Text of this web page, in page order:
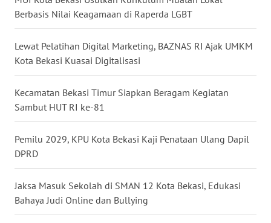
Berbasis Nilai Keagamaan di Raperda LGBT
Lewat Pelatihan Digital Marketing, BAZNAS RI Ajak UMKM
Kota Bekasi Kuasai Digitalisasi
Kecamatan Bekasi Timur Siapkan Beragam Kegiatan
Sambut HUT RI ke-81
Pemilu 2029, KPU Kota Bekasi Kaji Penataan Ulang Dapil
DPRD
Jaksa Masuk Sekolah di SMAN 12 Kota Bekasi, Edukasi
Bahaya Judi Online dan Bullying
BEKASI
BOGOR
DEPOK
TAPANULI
UTARA
WN
SAMOSIR